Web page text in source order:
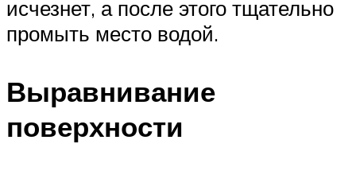
исчезнет, а после этого тщательно
промыть место водой.
Выравнивание
поверхности